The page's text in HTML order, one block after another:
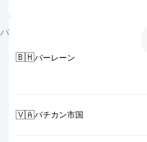
バ
🇧🇭バーレーン
🇻🇦バチカン市国